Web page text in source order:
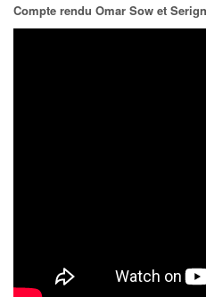
Compte rendu Omar Sow et